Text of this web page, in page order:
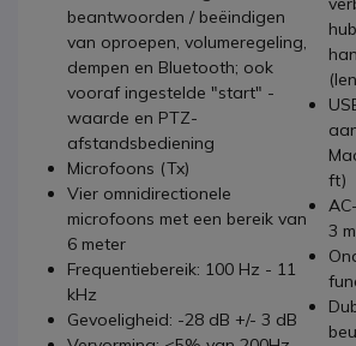
beantwoorden / beëindigen
van oproepen, volumeregeling,
dempen en Bluetooth; ook
vooraf ingestelde "start" -
waarde en PTZ-
afstandsbediening
Microfoons (Tx)
Vier omnidirectionele
microfoons met een bereik van
6 meter
Frequentiebereik: 100 Hz - 11
kHz
Gevoeligheid: -28 dB +/- 3 dB
ft)
3